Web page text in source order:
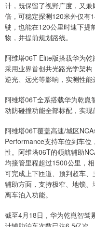
计，既保留了视野广度，又
倍，可稳定探测120米外仅有
驶，也能在120公里时速下提
物，并提前规划路线。
阿维塔06T Elite版搭载华为
采用业界首创共光路光学架构
逆光、远光等影响，实测性能
阿维塔06T全系搭载华为乾崑
动防碰撞功能全部标配，实现
阿维塔06T覆盖高速/城区
Performance支持车位到车位
性。阿维塔06T的领航辅助
均接管里程超过1500公里，
可完成上下匝道、预判超车
辅助方面，支持极窄、地锁
离车泊入功能。
截至4月18日，华为乾崑智驾